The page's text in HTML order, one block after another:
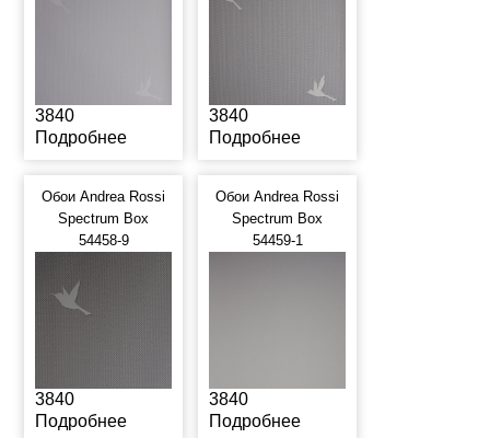
3840
Подробнее
3840
Подробнее
Обои Andrea Rossi
Spectrum Box
54458-9
3840
Подробнее
Обои Andrea Rossi
Spectrum Box
54459-1
3840
Подробнее